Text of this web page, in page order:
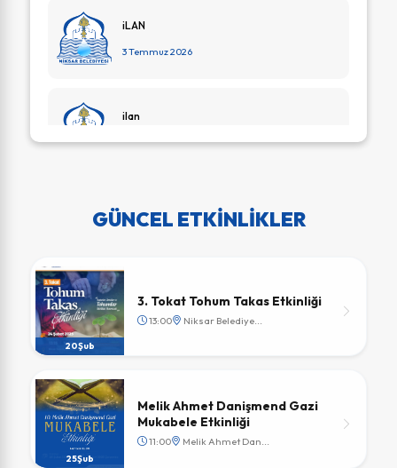
iLAN
3 Temmuz 2026
ilan
1 Temmuz 2026
18. madde ilanı(Kültür Mahalle...
ilan
25 Haziran 2026
ilan
25 Haziran 2026
GÜNCEL ETKİNLİKLER
20Şub
3. Tokat Tohum Takas Etkinliği
13:00 Niksar Belediye...
25Şub
Melik Ahmet Danişmend Gazi
Mukabele Etkinliği
11:00 Melik Ahmet Dan...